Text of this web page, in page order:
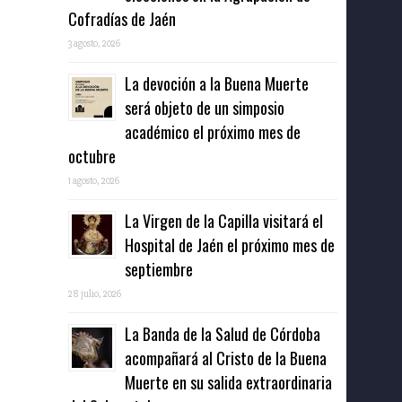
Cofradías de Jaén
3 agosto, 2026
La devoción a la Buena Muerte
será objeto de un simposio
académico el próximo mes de
octubre
1 agosto, 2026
La Virgen de la Capilla visitará el
Hospital de Jaén el próximo mes de
septiembre
28 julio, 2026
La Banda de la Salud de Córdoba
acompañará al Cristo de la Buena
Muerte en su salida extraordinaria